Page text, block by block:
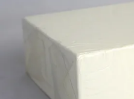
POLITIQUE
CONFIDENTIALITÉ